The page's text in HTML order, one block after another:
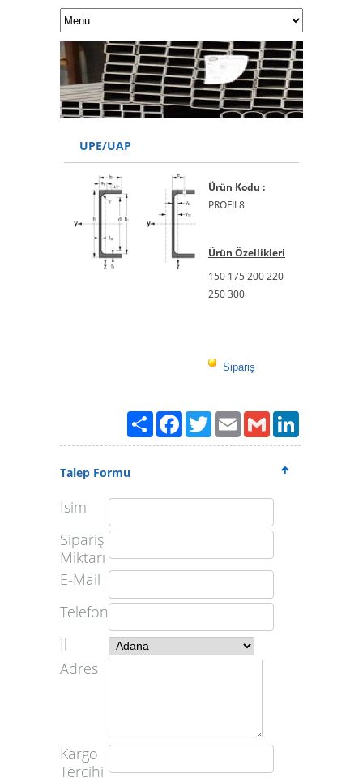
UPE/UAP
Ürün Kodu :
PROFİL8
Ürün Özellikleri
150 175 200 220
250 300
Sipariş
PaylaşFacebook
TwitterEmailGmail
Talep Formu
İsim
Sipariş
Miktarı
E-Mail
Telefon
İl
Adres
Kargo
Tercihi